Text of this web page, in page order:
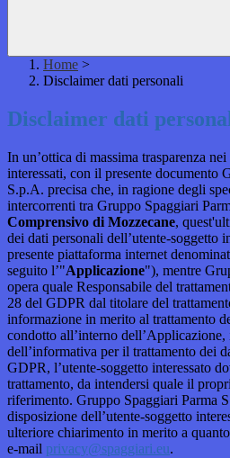
Home >
Disclaimer dati personali
Disclaimer dati
In un’ottica di massima trasparenza
interessati, con il presente documento
S.p.A. precisa che, in ragione degli
intercorrenti tra Gruppo Spaggiari
Comprensivo di Mozzecane,
dei dati personali dell’utente-soggetto
presente piattaforma internet
seguito l’"Applicazione"), mentre
opera quale Responsabile del
28 del GDPR dal titolare del
informazione in merito al trattamento
condotto all’interno
dell’informativa per il trattamento dei
GDPR, l’utente-soggetto interessato
trattamento, da intendersi quale il
riferimento. Gruppo Spaggiari Parma
disposizione dell’utente-soggetto
ulteriore chiarimento in merito a
e-mail privacy@spaggiari.eu.